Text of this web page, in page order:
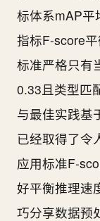
标体系mAP平
指标F-score
标准严格只有
0.33且类型匹
与最佳实践基
已经取得了令
应用标准F-
好平衡推理速
巧分享数据预